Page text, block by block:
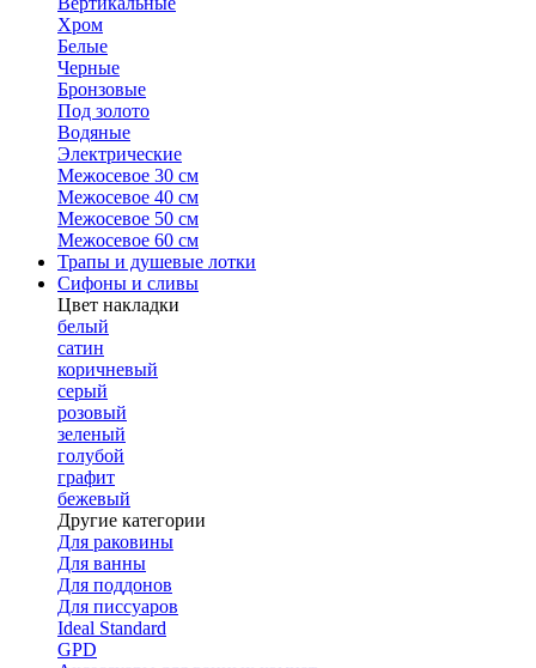
Хром
Белые
Черные
Бронзовые
Под золото
Водяные
Электрические
Межосевое 30 см
Межосевое 40 см
Межосевое 50 см
Межосевое 60 см
Трапы и душевые лотки
Сифоны и сливы
Цвет накладки
белый
сатин
коричневый
серый
розовый
зеленый
голубой
графит
бежевый
Другие категории
Для раковины
Для ванны
Для поддонов
Для писсуаров
Ideal Standard
GPD